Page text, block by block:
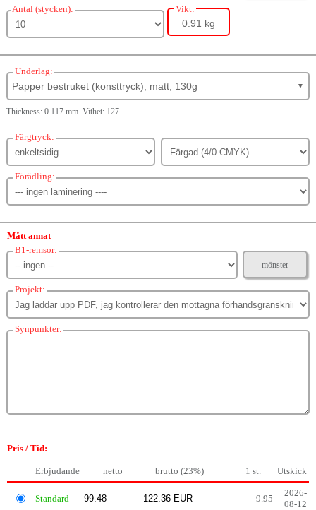
Antal (stycken): Vikt:
0.91 kg
Underlag:
Papper bestruket (konsttryck), matt, 130g ▼
Thickness: 0.117 mm Vithet: 127
Färgtryck:
Förädling:
Mått annat
B1-remsor:
mönster
Projekt:
Synpunkter:
Pris / Tid:
Erbjudande netto brutto (23%) 1 st. Utskick
Standard 9.95
2026-
08-12